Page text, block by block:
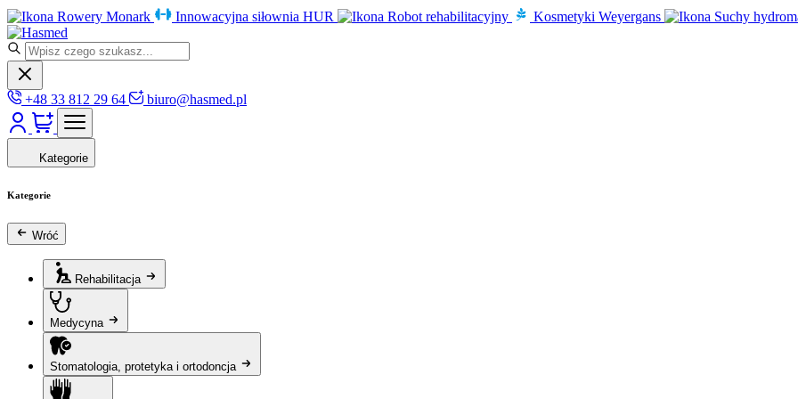
Rowery Monark Innowacyjna siłownia HUR Robot rehabilitacyjny Kosmetyki Weyergans Suchy
+48 33 812 29 64 biuro@hasmed.pl
Kategorie
Kategorie
Wróć
Rehabilitacja
Medycyna
Stomatologia, protetyka i ortodoncja